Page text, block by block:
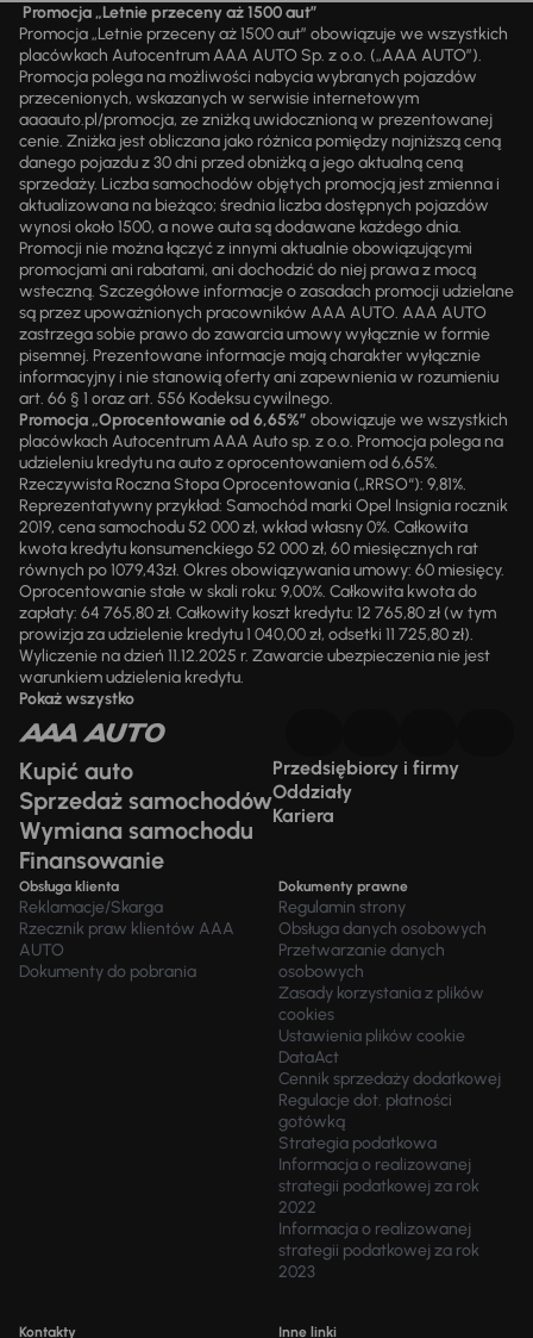
Promocja „Letnie przeceny aż 1500 aut”
Promocja „Letnie przeceny aż 1500 aut” obowiązuje we wszystkich
placówkach Autocentrum AAA AUTO Sp. z o.o. („AAA AUTO”).
Promocja polega na możliwości nabycia wybranych pojazdów
przecenionych, wskazanych w serwisie internetowym
aaaauto.pl/promocja, ze zniżką uwidocznioną w prezentowanej
cenie. Zniżka jest obliczana jako różnica pomiędzy najniższą ceną
danego pojazdu z 30 dni przed obniżką a jego aktualną ceną
sprzedaży. Liczba samochodów objętych promocją jest zmienna i
aktualizowana na bieżąco; średnia liczba dostępnych pojazdów
wynosi około 1500, a nowe auta są dodawane każdego dnia.
Promocji nie można łączyć z innymi aktualnie obowiązującymi
promocjami ani rabatami, ani dochodzić do niej prawa z mocą
wsteczną. Szczegółowe informacje o zasadach promocji udzielane
są przez upoważnionych pracowników AAA AUTO. AAA AUTO
zastrzega sobie prawo do zawarcia umowy wyłącznie w formie
pisemnej. Prezentowane informacje mają charakter wyłącznie
informacyjny i nie stanowią oferty ani zapewnienia w rozumieniu
art. 66 § 1 oraz art. 556 Kodeksu cywilnego.
Promocja „Oprocentowanie od 6,65%” obowiązuje we wszystkich
placówkach Autocentrum AAA Auto sp. z o.o. Promocja polega na
udzieleniu kredytu na auto z oprocentowaniem od 6,65%.
Rzeczywista Roczna Stopa Oprocentowania („RRSO“): 9,81%.
Reprezentatywny przykład: Samochód marki Opel Insignia rocznik
2019, cena samochodu 52 000 zł, wkład własny 0%. Całkowita
kwota kredytu konsumenckiego 52 000 zł, 60 miesięcznych rat
równych po 1079,43zł. Okres obowiązywania umowy: 60 miesięcy.
Oprocentowanie stałe w skali roku: 9,00%. Całkowita kwota do
zapłaty: 64 765,80 zł. Całkowity koszt kredytu: 12 765,80 zł (w tym
prowizja za udzielenie kredytu 1 040,00 zł, odsetki 11 725,80 zł).
Wyliczenie na dzień 11.12.2025 r. Zawarcie ubezpieczenia nie jest
warunkiem udzielenia kredytu.
Pokaż wszystko
Kupić auto
Sprzedaż samochodów
Wymiana samochodu
Finansowanie
Przedsiębiorcy i firmy
Oddziały
Kariera
Obsługa klienta
Reklamacje/Skarga
Rzecznik praw klientów AAA
AUTO
Dokumenty do pobrania
Dokumenty prawne
Regulamin strony
Obsługa danych osobowych
Przetwarzanie danych
osobowych
Zasady korzystania z plików
cookies
Ustawienia plików cookie
DataAct
Cennik sprzedaży dodatkowej
Regulacje dot. płatności
gotówką
Strategia podatkowa
Informacja o realizowanej
strategii podatkowej za rok
2022
Informacja o realizowanej
strategii podatkowej za rok
2023
Kontakty Inne linki